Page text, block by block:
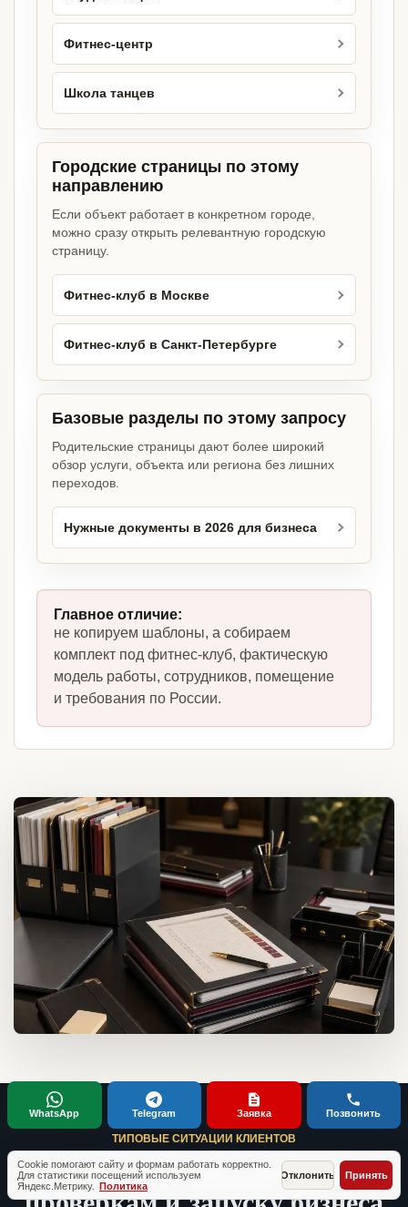
Фитнес-центр
Школа танцев
Городские страницы по этому
направлению
Если объект работает в конкретном городе,
можно сразу открыть релевантную городскую
страницу.
Фитнес-клуб в Москве
Фитнес-клуб в Санкт-Петербурге
Базовые разделы по этому запросу
Родительские страницы дают более широкий
обзор услуги, объекта или региона без лишних
переходов.
Нужные документы в 2026 для бизнеса
Главное отличие:
не копируем шаблоны, а собираем
комплект под фитнес-клуб, фактическую
модель работы, сотрудников, помещение
и требования по России.
ТИПОВЫЕ СИТУАЦИИ КЛИЕНТОВ
Кейсы по документам,
Cookie помогают сайту и формам работать корректно.
Для статистики посещений используем
Яндекс.Метрику. Политика
Отклонить Принять
WhatsApp Telegram Заявка Позвонить